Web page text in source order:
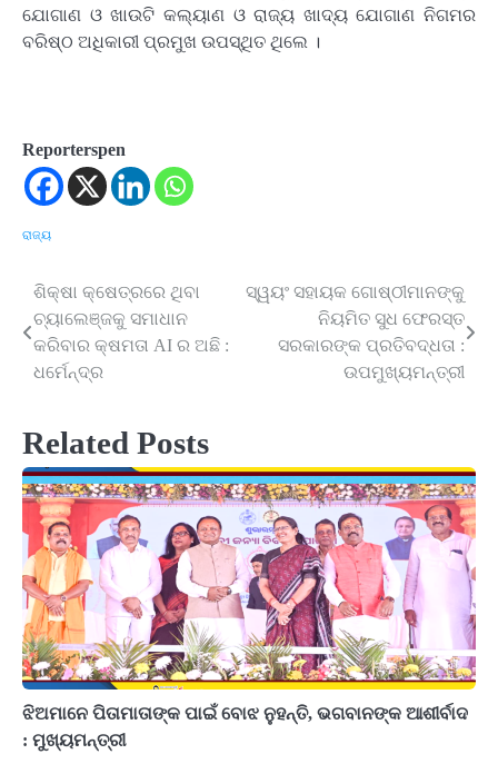
ଯୋଗାଣ ଓ ଖାଉଟି କଲ୍ୟାଣ ଓ ରାଜ୍ୟ ଖାଦ୍ୟ ଯୋଗାଣ ନିଗମର
ବରିଷ୍ଠ ଅଧିକାରୀ ପ୍ରମୁଖ ଉପସ୍ଥିତ ଥିଲେ ।
Reporterspen
ରାଜ୍ୟ
Post
navigation
ଶିକ୍ଷା କ୍ଷେତ୍ରରେ ଥିବା
ଚ୍ୟାଲେଞ୍ଜକୁ ସମାଧାନ
କରିବାର କ୍ଷମତା AI ର ଅଛି :
ଧର୍ମେନ୍ଦ୍ର
ସ୍ୱୟଂ ସହାୟକ ଗୋଷ୍ଠୀମାନଙ୍କୁ
ନିୟମିତ ସୁଧ ଫେରସ୍ତ
ସରକାରଙ୍କ ପ୍ରତିବଦ୍ଧତା :
ଉପମୁଖ୍ୟମନ୍ତ୍ରୀ
Related Posts
ଝିଅମାନେ ପିତାମାତାଙ୍କ ପାଇଁ ବୋଝ ନୁହନ୍ତି, ଭଗବାନଙ୍କ ଆଶୀର୍ବାଦ
: ମୁଖ୍ୟମନ୍ତ୍ରୀ